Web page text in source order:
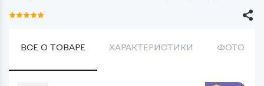
ВСЕ О ТОВАРЕ ХАРАКТЕРИСТИКИ ФОТО